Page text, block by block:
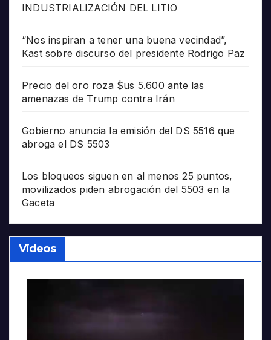
INDUSTRIALIZACIÓN DEL LITIO
“Nos inspiran a tener una buena vecindad”,
Kast sobre discurso del presidente Rodrigo Paz
Precio del oro roza $us 5.600 ante las
amenazas de Trump contra Irán
Gobierno anuncia la emisión del DS 5516 que
abroga el DS 5503
Los bloqueos siguen en al menos 25 puntos,
movilizados piden abrogación del 5503 en la
Gaceta
Videos